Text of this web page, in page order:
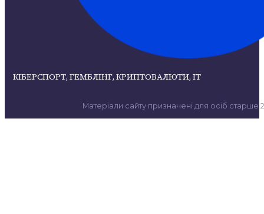
КІБЕРСПОРТ, ГЕМБЛІНГ, КРИПТОВАЛЮТИ, ІТ
Матеріали сайту призначені для осіб старше